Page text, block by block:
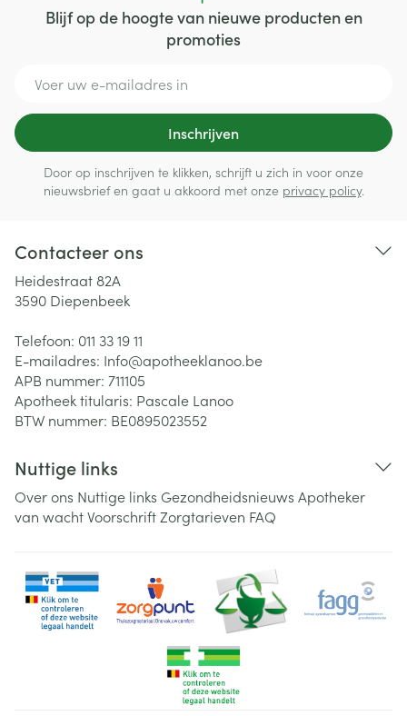
Blijf op de hoogte van nieuwe producten en
promoties
Inschrijven
Door op inschrijven te klikken, schrijft u zich in voor onze
nieuwsbrief en gaat u akkoord met onze privacy policy.
Contacteer ons
Heidestraat 82A
3590 Diepenbeek
Telefoon: 011 33 19 11
E-mailadres: Info@apotheeklanoo.be
APB nummer: 711105
Apotheek titularis: Pascale Lanoo
BTW nummer: BE0895023552
Nuttige links
Over ons Nuttige links Gezondheidsnieuws Apotheker
van wachtVoorschriftZorgtarieven FAQ